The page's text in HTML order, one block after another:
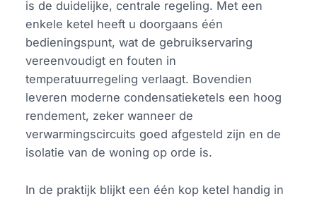
is de duidelijke, centrale regeling. Met een
enkele ketel heeft u doorgaans één
bedieningspunt, wat de gebruikservaring
vereenvoudigt en fouten in
temperatuurregeling verlaagt. Bovendien
leveren moderne condensatieketels een hoog
rendement, zeker wanneer de
verwarmingscircuits goed afgesteld zijn en de
isolatie van de woning op orde is.
In de praktijk blijkt een één kop ketel handig in